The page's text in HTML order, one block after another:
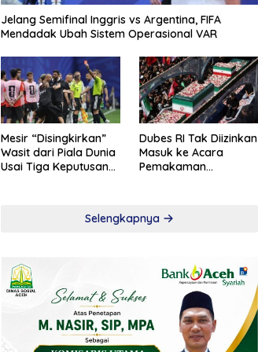
Jelang Semifinal Inggris vs Argentina, FIFA
Mendadak Ubah Sistem Operasional VAR
Mesir “Disingkirkan”
Wasit dari Piala Dunia
Usai Tiga Keputusan
Dubes RI Tak Diizinkan
Masuk ke Acara
Pemakaman
Selengkapnya